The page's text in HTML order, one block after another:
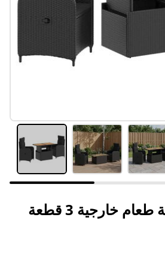
vidaXL مجموعة طعام خارجية 3 قطعة